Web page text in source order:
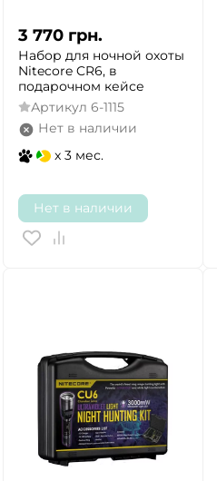
3 770 грн.
Набор для ночной охоты
Nitecore CR6, в
подарочном кейсе
Артикул 6-1115
Нет в наличии
x 3 мес.
Нет в наличии